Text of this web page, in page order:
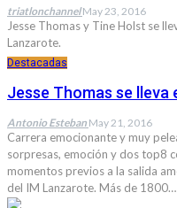
triatlonchannelMay 23, 2016
Jesse Thomas y Tine Holst se
Lanzarote.
Destacadas
Jesse Thomas se lleva
Antonio Esteban May 21, 2016
Carrera emocionante y muy
sorpresas, emoción y dos top8
momentos previos a la salida
del IM Lanzarote. Más de 1800…